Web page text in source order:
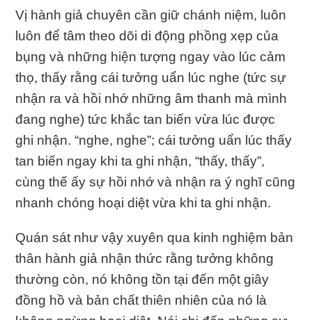
Vị hành giả chuyên cần giữ chánh niệm, luôn
luôn để tâm theo dõi di động phồng xẹp của
bụng và những hiện tượng ngay vào lúc cảm
thọ, thấy rằng cái tưởng uẩn lúc nghe (tức sự
nhận ra và hồi nhớ những âm thanh mà mình
đang nghe) tức khắc tan biến vừa lúc được
ghi nhận. “nghe, nghe”; cái tưởng uẩn lúc thấy
tan biến ngay khi ta ghi nhận, “thấy, thấy”,
cùng thế ấy sự hồi nhớ và nhận ra ý nghĩ cũng
nhanh chóng hoại diệt vừa khi ta ghi nhận.
Quán sát như vậy xuyên qua kinh nghiệm bản
thân hành giả nhận thức rằng tưởng không
thường còn, nó không tồn tại đến một giây
đồng hồ và bản chất thiên nhiên của nó là